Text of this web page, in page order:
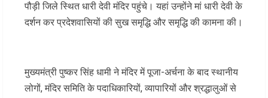
पौड़ी जिले स्थित धारी देवी मंदिर पहुंचे। यहां उन्होंने मां धारी देवी के
दर्शन कर प्रदेशवासियों की सुख समृद्धि और समृद्धि की कामना की।
मुख्यमंत्री पुष्कर सिंह धामी ने मंदिर में पूजा-अर्चना के बाद स्थानीय
लोगों, मंदिर समिति के पदाधिकारियों, व्यापारियों और श्रद्धालुओं से